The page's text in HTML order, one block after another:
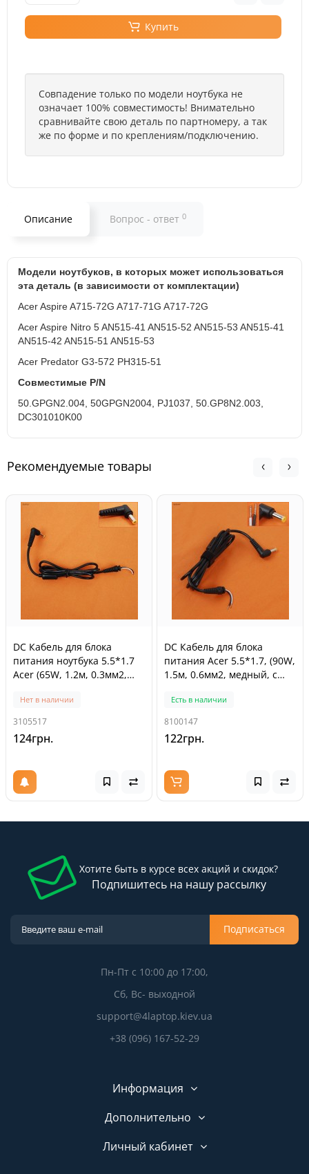
Купить
Совпадение только по модели ноутбука не
означает 100% совместимость! Внимательно
сравнивайте свою деталь по партномеру, а так
же по форме и по креплениям/подключению.
Описание Вопрос - ответ 0
Модели ноутбуков, в которых может использоваться
эта деталь (в зависимости от комплектации)
Acer Aspire A715-72G A717-71G A717-72G
Acer Aspire Nitro 5AN515-41 AN515-52 AN515-53 AN515-41
AN515-42 AN515-51 AN515-53
Acer Predator G3-572 PH315-51
Совместимые P/N
50.GPGN2.004, 50GPGN2004, PJ1037, 50.GP8N2.003,
DC301010K00
Рекомендуемые товары
DC Кабель для блока
питания ноутбука 5.5*1.7
Acer (65W, 1.2м, 0.3мм2,
Нет в наличии
3105517
124грн.
DC Кабель для блока
питания Acer 5.5*1.7, (90W,
1.5м, 0.6мм2, медный, с
Есть в наличии
8100147
122грн.
Хотите быть в курсе всех акций и скидок?
Подпишитесь на нашу рассылку
Подписаться
Пн-Пт с 10:00 до 17:00,
Сб, Вс- выходной
support@4laptop.kiev.ua
+38 (096) 167-52-29
Информация
Дополнительно
Личный кабинет